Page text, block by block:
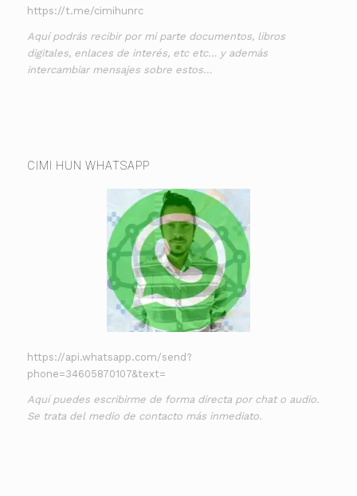
https://t.me/cimihunrc
Aquí podrás recibir por mi parte documentos, libros
digitales, enlaces de interés, etc etc… y además
intercambiar mensajes sobre estos…
CIMI HUN WHATSAPP
https://api.whatsapp.com/send?
phone=34605870107&text=
Aquí puedes escribirme de forma directa por chat o audio.
Se trata del medio de contacto más inmediato.